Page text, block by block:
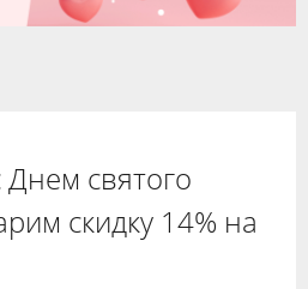
святого
скидку 14% на